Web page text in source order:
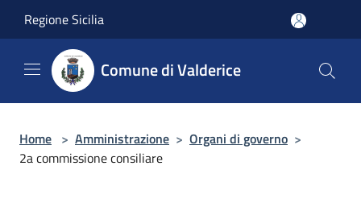
Regione Sicilia
Comune di Valderice
Home > Amministrazione > Organi di governo >
2a commissione consiliare